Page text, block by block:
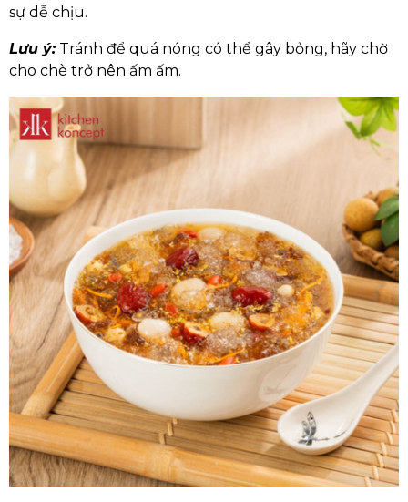
sự dễ chịu.
Lưu ý:Tránh để quá nóng có thể gây bỏng, hãy chờ
cho chè trở nên ấm ấm.